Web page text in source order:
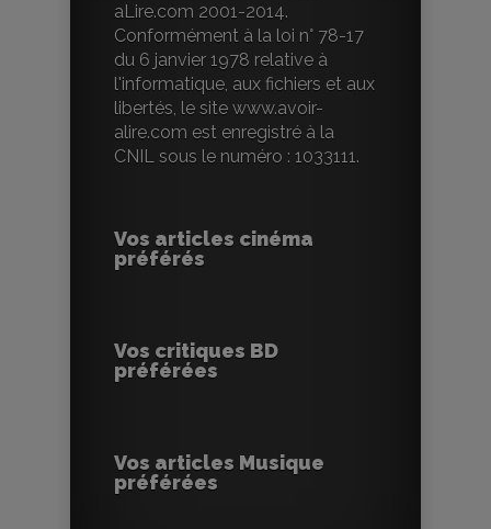
aLire.com 2001-2014.
Conformément à la loi n° 78-17
du 6 janvier 1978 relative à
l'informatique, aux fichiers et aux
libertés, le site www.avoir-
alire.com est enregistré à la
CNIL sous le numéro : 1033111.
Vos articles cinéma
préférés
Vos critiques BD
préférées
Vos articles Musique
préférées